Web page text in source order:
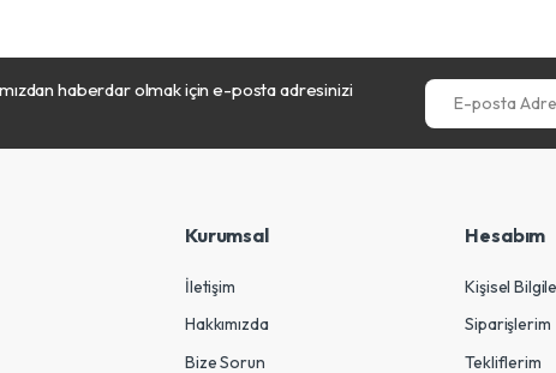
haberdar olmak için e-posta adresinizi
E-posta Adresiniz
Kurumsal
İletişim
Hakkımızda
Bize Sorun
Hesabım
Kişisel
Siparişlerim
Tekliflerim